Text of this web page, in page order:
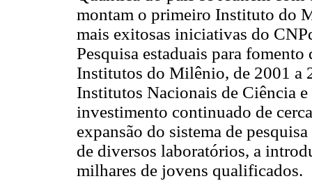
montam o primeiro Instituto do
mais exitosas iniciativas do
Pesquisa estaduais para
Institutos do Milênio, de 2001 a
Institutos Nacionais de Ciência
investimento continuado de
expansão do sistema de
de diversos laboratórios, a
milhares de jovens qualificados.